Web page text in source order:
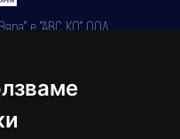
е "АВС КО" ООД,